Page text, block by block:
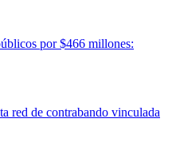
por $466 millones:
red de contrabando vinculada